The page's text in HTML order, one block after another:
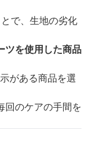
で、生地の劣化
ツを使用した商品
がある商品を選
回のケアの手間を